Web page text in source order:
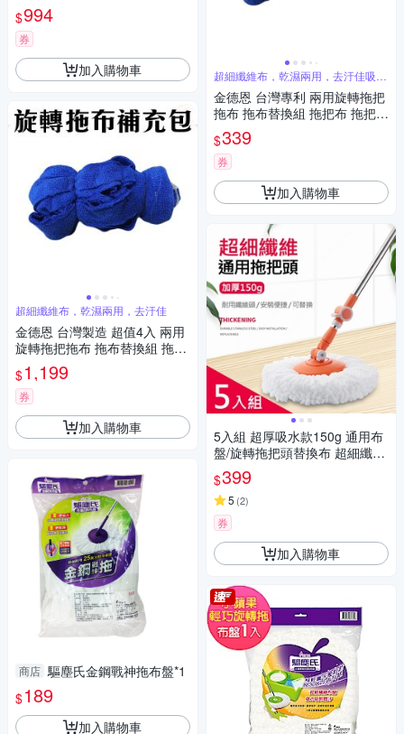
$994
券
加入購物車
超細纖維布，乾濕兩用，去汙佳
金德恩 台灣製造 超值4入 兩用
旋轉拖把拖布 拖布替換組 拖把
布 拖把拖布 乾溼兩用拖把布 拖
布補充包 隨機色
$1,199
券
加入購物車
商店 驅塵氏金鋼戰神拖布盤*1
$189
加入購物車
超細纖維布，乾濕兩用，去汙佳吸水
強
金德恩 台灣專利 兩用旋轉拖把
拖布 拖布替換組 拖把布 拖把拖
布 乾溼兩用拖把布 拖布補充包
$339
券
加入購物車
5入組 超厚吸水款150g 通用布
盤/旋轉拖把頭替換布 超細纖維
布
$399
5 (2)
券
加入購物車